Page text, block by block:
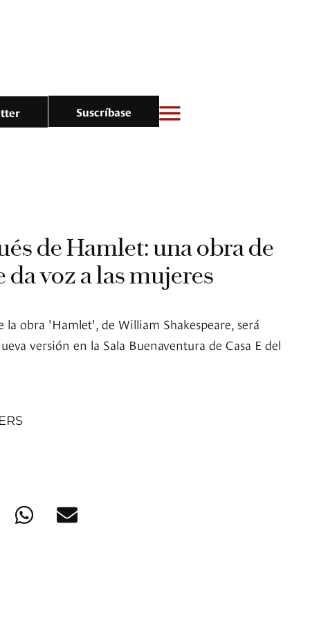
Suscríbase
de Hamlet: una obra de
da voz a las mujeres
la obra 'Hamlet', de William Shakespeare, será
versión en la Sala Buenaventura de Casa E del